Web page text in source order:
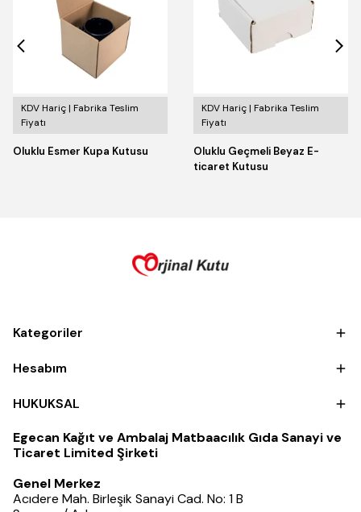
KDV Hariç | Fabrika Teslim
Fiyatı
Oluklu Esmer Kupa Kutusu
KDV Hariç | Fabrika Teslim
Fiyatı
Oluklu Geçmeli Beyaz E-
ticaret Kutusu
Kategoriler
Hesabım
HUKUKSAL
Egecan Kağıt ve Ambalaj Matbaacılık Gıda Sanayi ve
Ticaret Limited Şirketi
Genel Merkez
Acıdere Mah. Birleşik Sanayi Cad. No: 1 B